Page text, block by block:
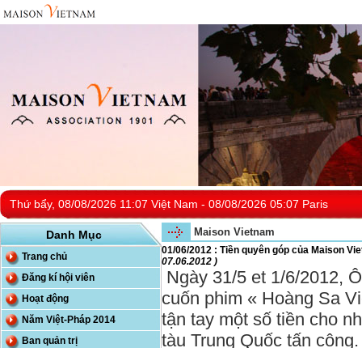
Thứ bẩy, 08/08/2026 11:07 Việt Nam - 08/08/2026 05:07 Paris
Danh Mục
Trang chủ
Đăng kí hội viên
Hoạt động
Năm Việt-Pháp 2014
Ban quản trị
Maison Vietnam
01/06/2012 : Tiền quyên góp của Maison
07.06.2012 )
Ngày 31/5 et 1/6/2012,
cuốn phim « Hoàng Sa
tận tay một số tiền cho
tàu Trung Quốc tấn